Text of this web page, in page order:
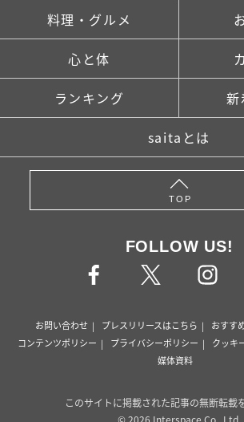
料理・グルメ
心と体
ランキング 新
saitaとは
TOP
FOLLOW US!
お問い合わせ プレスリリースはこちら おすす
コンテンツポリシー
プライバシーポリシー クッキ
媒体資料
このサイトに掲載された記事の無断転載
© 2026 Interspace Co., Ltd.